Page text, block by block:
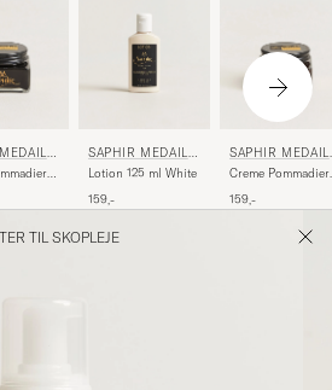
SAPHIR MEDAILL
E D'OR
Lotion 125 ml White
159,-
SAPHIR
E D'OR
Creme Pommadier
Brown
159,-
TIL SKOPLEJE